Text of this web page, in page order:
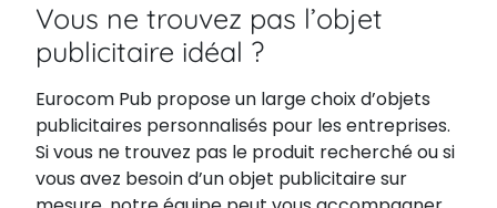
Vous ne trouvez pas l’objet
publicitaire idéal ?
Eurocom Pub propose un large choix d’objets
publicitaires personnalisés pour les entreprises.
Si vous ne trouvez pas le produit recherché ou si
vous avez besoin d’un objet publicitaire sur